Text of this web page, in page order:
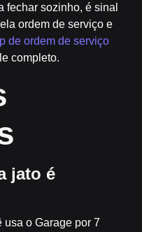
fechar sozinho, é sinal
ordem de serviço e
de ordem de serviço
completo.
jato é
usa o Garage por 7